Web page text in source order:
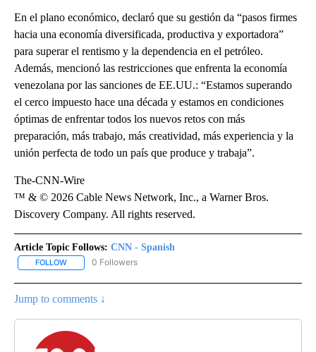
En el plano económico, declaró que su gestión da “pasos firmes
hacia una economía diversificada, productiva y exportadora”
para superar el rentismo y la dependencia en el petróleo.
Además, mencionó las restricciones que enfrenta la economía
venezolana por las sanciones de EE.UU.: “Estamos superando
el cerco impuesto hace una década y estamos en condiciones
óptimas de enfrentar todos los nuevos retos con más
preparación, más trabajo, más creatividad, más experiencia y la
unión perfecta de todo un país que produce y trabaja”.
The-CNN-Wire
™ & © 2026 Cable News Network, Inc., a Warner Bros.
Discovery Company. All rights reserved.
Article Topic Follows: CNN - Spanish
FOLLOW FOLLOW "CNN - SPANISH" TO RECEIVE NOTIFICATIONS ABOUT
0 Followers
Jump to comments ↓